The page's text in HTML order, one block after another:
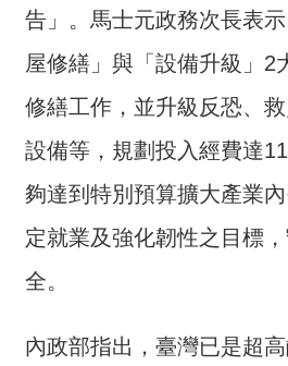
介
主
政
策
訊
息
快
題
服
告」。馬士元政務次長表
屋修繕」與「設備升級」2
修繕工作，並升級反恐、
設備等，規劃投入經費達
夠達到特別預算擴大產業
定就業及強化韌性之目標
全。
內政部指出，臺灣已是超